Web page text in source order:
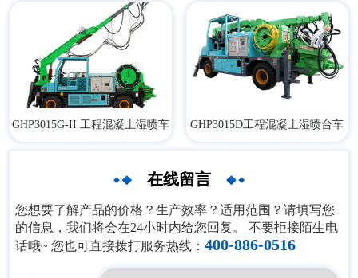
GHP3015G-II 工程混凝土湿喷车 ​GHP3015D工程混凝土湿喷台车
在线留言
您想要了解产品的价格？生产效率？适用范围？请填写您
的信息，我们将会在24小时内给您回复。 不要拒接陌生电
话哦~ 您也可直接拨打服务热线：400-886-0516